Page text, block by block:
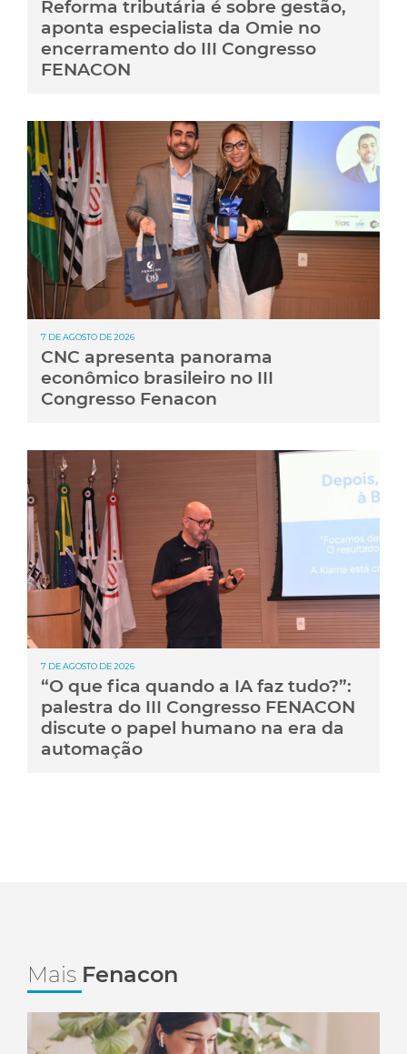
Reforma tributária é sobre gestão,
aponta especialista da Omie no
encerramento do III Congresso
FENACON
7 DE AGOSTO DE 2026
CNC apresenta panorama
econômico brasileiro no III
Congresso Fenacon
7 DE AGOSTO DE 2026
“O que fica quando a IA faz tudo?”:
palestra do III Congresso FENACON
discute o papel humano na era da
automação
Mais Fenacon